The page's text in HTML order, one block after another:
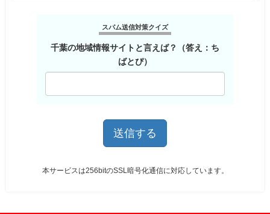
スパム送信対策クイズ
千葉の地域情報サイトと言えば？（答え：ち
ばとぴ）
本サービスは256bitのSSL暗号化通信に対応しています。